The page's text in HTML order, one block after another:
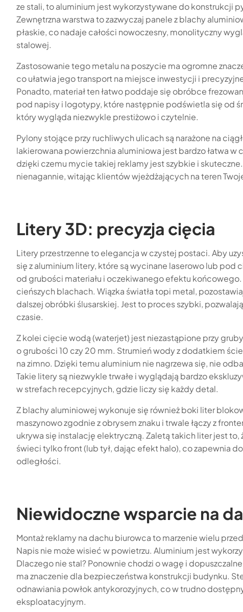
ze stali, to aluminium jest wykorzystywane do konstrukcji
Zewnętrzna warstwa to zazwyczaj panele z blachy
płaskie, co nadaje całości nowoczesny, monolityczny
stalowej.
Zastosowanie tego metalu na poszycie ma ogromne
co ułatwia jego transport na miejsce inwestycji i
Ponadto, materiał ten łatwo poddaje się obróbce
pod napisy i logotypy, które następnie podświetla się od
który wygląda niezwykle prestiżowo i czytelnie.
Pylony stojące przy ruchliwych ulicach są narażone na
lakierowana powierzchnia aluminiowa jest bardzo łatwa w
dzięki czemu mycie takiej reklamy jest szybkie i
nienagannie, witając klientów wjeżdżających na teren
Litery 3D: precyzja cięcia
Litery przestrzenne to elegancja w czystej postaci. Aby
się z aluminium litery, które są wycinane laserowo lub
od grubości materiału i oczekiwanego efektu
cieńszych blachach. Wiązka światła topi metal,
dalszej obróbki ślusarskiej. Jest to proces szybki,
czasie.
Z kolei cięcie wodą (waterjet) jest niezastąpione przy
o grubości 10 czy 20 mm. Strumień wody z dodatkiem
na zimno. Dzięki temu aluminium nie nagrzewa się, nie
Takie litery są niezwykle trwałe i wyglądają bardzo
w strefach recepcyjnych, gdzie liczy się każdy detal.
Z blachy aluminiowej wykonuje się również boki liter
maszynowo zgodnie z obrysem znaku i trwale łączy z
ukrywa się instalację elektryczną. Zaletą takich liter jest to,
świeci tylko front (lub tył, dając efekt halo), co zapewnia
odległości.
Niewidoczne wsparcie na
Montaż reklamy na dachu biurowca to marzenie wielu
Napis nie może wisieć w powietrzu. Aluminium jest
Dlaczego nie stal? Ponownie chodzi o wagę i
ma znaczenie dla bezpieczeństwa konstrukcji budynku.
odnawiania powłok antykorozyjnych, co w trudno
eksploatacyjnym.